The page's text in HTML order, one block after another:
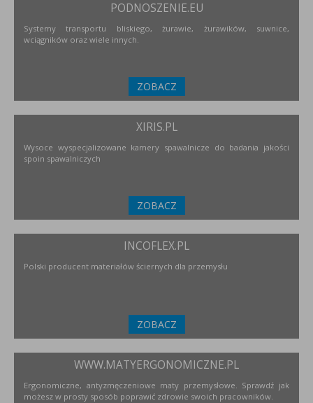
PODNOSZENIE.EU
Systemy transportu bliskiego, żurawie, żurawików, suwnice,
wciągników oraz wiele innych.
ZOBACZ
XIRIS.PL
Wysoce wyspecjalizowane kamery spawalnicze do badania jakości
spoin spawalniczych
ZOBACZ
INCOFLEX.PL
Polski producent materiałów ściernych dla przemysłu
ZOBACZ
WWW.MATYERGONOMICZNE.PL
Ergonomiczne, antyzmęczeniowe maty przemysłowe. Sprawdź jak
możesz w prosty sposób poprawić zdrowie swoich pracowników.